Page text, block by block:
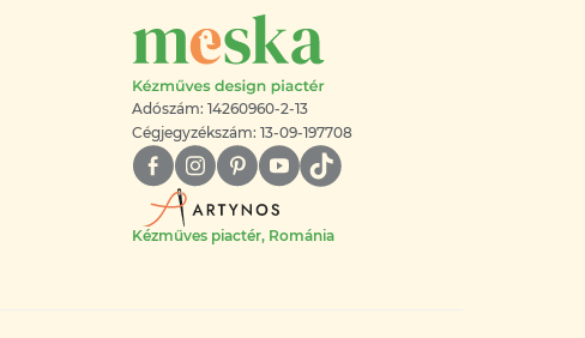
Adószám: 14260960-2-13
Cégjegyzékszám: 13-09-197708
Kézműves piactér, Románia